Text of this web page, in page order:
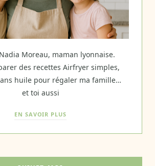
Nadia Moreau, maman lyonnaise.
des recettes Airfryer simples,
huile pour régaler ma famille…
et toi aussi
EN SAVOIR PLUS